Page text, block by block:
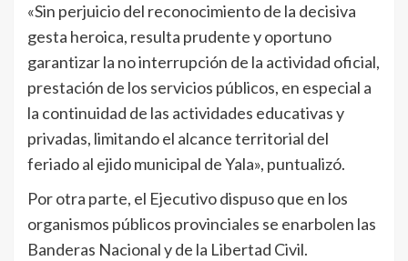
«Sin perjuicio del reconocimiento de la decisiva
gesta heroica, resulta prudente y oportuno
garantizar la no interrupción de la actividad oficial,
prestación de los servicios públicos, en especial a
la continuidad de las actividades educativas y
privadas, limitando el alcance territorial del
feriado al ejido municipal de Yala», puntualizó.
Por otra parte, el Ejecutivo dispuso que en los
organismos públicos provinciales se enarbolen las
Banderas Nacional y de la Libertad Civil.